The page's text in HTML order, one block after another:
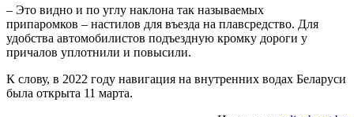
– Это видно и по углу наклона так называемых
припаромков – настилов для въезда на плавсредство. Для
удобства автомобилистов подъездную кромку дороги у
причалов уплотнили и повысили.
К слову, в 2022 году навигация на внутренних водах Беларуси
была открыта 11 марта.